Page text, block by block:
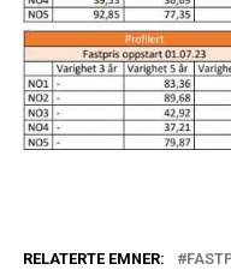
RELATERTE EMNER: